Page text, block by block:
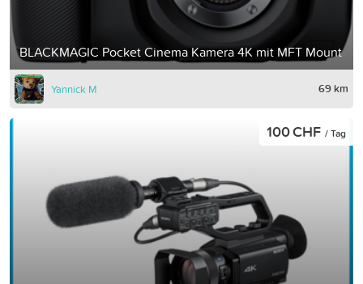
BLACKMAGIC Pocket Cinema Kamera 4K mit MFT Mount
Yannick M 69 km
100 CHF / Tag